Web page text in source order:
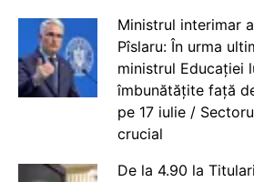
Ministrul interimar
Pîslaru: În urma
ministrul Educației
îmbunătățite față
pe 17 iulie /
crucial
De la 4.90 la